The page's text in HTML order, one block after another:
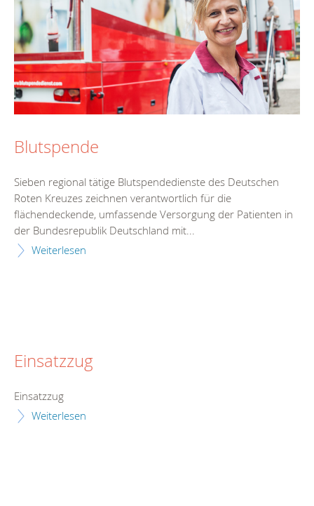
Blutspende
Sieben regional tätige Blutspendedienste des Deutschen
Roten Kreuzes zeichnen verantwortlich für die
flächendeckende, umfassende Versorgung der Patienten in
der Bundesrepublik Deutschland mit...
Weiterlesen
Einsatzzug
Einsatzzug
Weiterlesen